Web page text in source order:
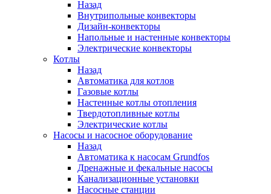
Назад
Внутрипольные конвекторы
Дизайн-конвекторы
Напольные и настенные конвекторы
Электрические конвекторы
Котлы
Назад
Автоматика для котлов
Газовые котлы
Настенные котлы отопления
Твердотопливные котлы
Электрические котлы
Насосы и насосное оборудование
Назад
Автоматика к насосам Grundfos
Дренажные и фекальные насосы
Канализационные установки
Насосные станции